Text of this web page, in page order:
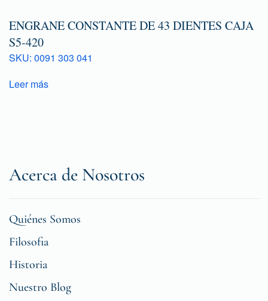
ENGRANE CONSTANTE DE 43 DIENTES CAJA
S5-420
SKU: 0091 303 041
Leer más
Acerca de Nosotros
Quiénes Somos
Filosofia
Historia
Nuestro Blog